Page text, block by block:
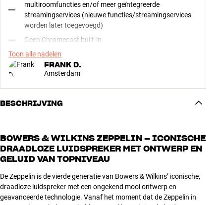
multiroomfuncties en/of meer geïntegreerde
streamingservices (nieuwe functies/streamingservices
worden later toegevoegd)
Geen Chromecast built-in
Toon alle nadelen
FRANK D.
Amsterdam
BESCHRIJVING
BOWERS & WILKINS ZEPPELIN – ICONISCHE
DRAADLOZE LUIDSPREKER MET ONTWERP EN
GELUID VAN TOPNIVEAU
De Zeppelin is de vierde generatie van Bowers & Wilkins’ iconische,
draadloze luidspreker met een ongekend mooi ontwerp en
geavanceerde technologie. Vanaf het moment dat de Zeppelin in